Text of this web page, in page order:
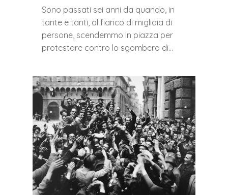
Sono passati sei anni da quando, in
tante e tanti, al fianco di migliaia di
persone, scendemmo in piazza per
protestare contro lo sgombero di…
0